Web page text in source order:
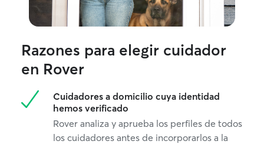
Razones para elegir cuidador
en Rover
Cuidadores a domicilio cuya identidad
hemos verificado
Rover analiza y aprueba los perfiles de todos
los cuidadores antes de incorporarlos a la